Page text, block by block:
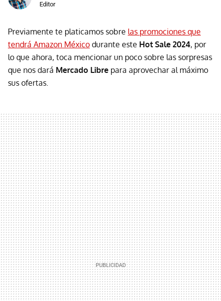
Editor
Previamente te platicamos sobre las promociones que
tendrá Amazon México durante este Hot Sale 2024, por
lo que ahora, toca mencionar un poco sobre las sorpresas
que nos dará Mercado Libre para aprovechar al máximo
sus ofertas.